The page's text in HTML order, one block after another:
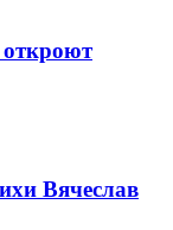
Вячеслав